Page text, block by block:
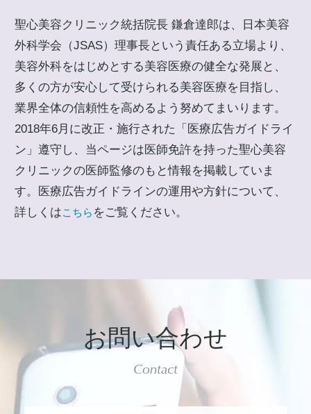
聖心美容クリニック統括院長 鎌倉達郎は、日本美容
外科学会（JSAS）理事長という責任ある立場より、
美容外科をはじめとする美容医療の健全な発展と、
多くの方が安心して受けられる美容医療を目指し、
業界全体の信頼性を高めるよう努めてまいります。
2018年6月に改正・施行された「医療広告ガイドライ
ン」遵守し、当ページは医師免許を持った聖心美容
クリニックの医師監修のもと情報を掲載していま
す。医療広告ガイドラインの運用や方針について、
詳しくはこちら をご覧ください。
お問い合わせ
Contact